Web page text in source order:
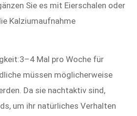
Sie es mit Eierschalen oder
Kalziumaufnahme
Mal pro Woche für
müssen möglicherweise
Da sie nachtaktiv sind,
um ihr natürliches Verhalten